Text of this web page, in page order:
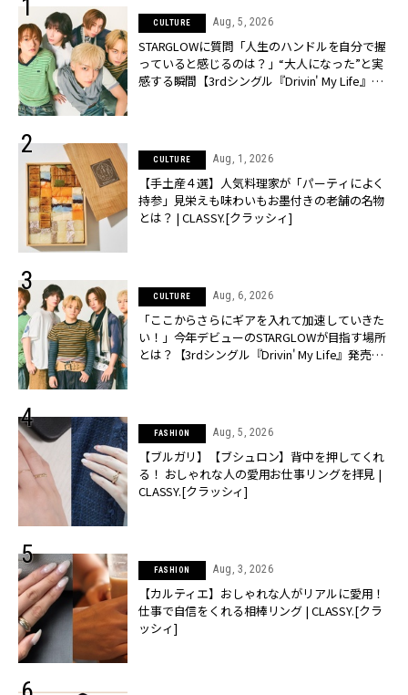
CULTURE Aug, 5, 2026
STARGLOWに質問「人生のハンドルを自分で握
っていると感じるのは？」“大️人になった”と実
感する瞬間【3rdシングル『Drivin' My Life』発
CULTURE Aug, 1, 2026
【手土産４選】人気料理家が「パーティによく
持参」見栄えも味わいもお墨付きの老舗の名物
とは？ | CLASSY.[クラッシィ]
CULTURE Aug, 6, 2026
「ここからさらにギアを入れて加速していきた
い！」今年デビューのSTARGLOWが目指す場所
とは？【3rdシングル『Drivin' My Life』発売】 |
FASHION Aug, 5, 2026
【ブルガリ】【ブシュロン】背中を押してくれ
る！ おしゃれな人の愛用お仕事リングを拝見 |
CLASSY.[クラッシィ]
FASHION Aug, 3, 2026
【カルティエ】おしゃれな人がリアルに愛用！
仕事で自信をくれる相棒リング | CLASSY.[クラ
ッシィ]